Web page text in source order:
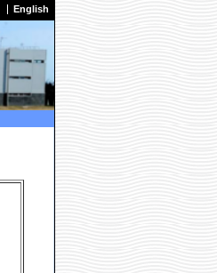
English